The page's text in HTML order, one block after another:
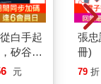
白手起
矽谷傳
哲學與
元
張
冊)
79 折